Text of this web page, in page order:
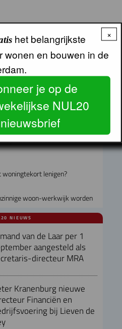
ARTIKELEN
corporaties fuseren?
Financiën en
met twee nieuwe
lenigen?
woon-werkwijk worden
NIEUWS
van de Laar per 1
aangesteld als
directeur MRA
Kranenburg nieuwe
Financiën en
bij Lieven de
×
het belangrijkste
wonen en bouwen in de
je op de
NUL20
nieuwsbrief